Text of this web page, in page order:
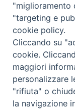
via
"miglioramento
"targeting e
cookie policy.
Cliccando su
cookie.
maggiori
personalizzare
"rifiuta" o
la navigazione